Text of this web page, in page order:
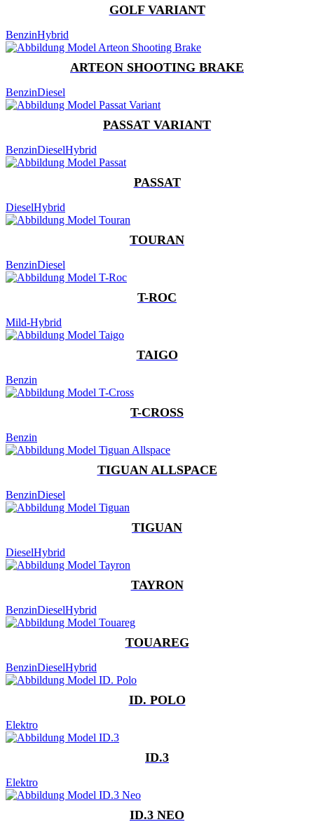
GOLF VARIANT
BenzinHybrid
ARTEON SHOOTING BRAKE
BenzinDiesel
PASSAT VARIANT
BenzinDieselHybrid
PASSAT
DieselHybrid
TOURAN
BenzinDiesel
T-ROC
Mild-Hybrid
TAIGO
Benzin
T-CROSS
Benzin
TIGUAN ALLSPACE
BenzinDiesel
TIGUAN
DieselHybrid
TAYRON
BenzinDieselHybrid
TOUAREG
BenzinDieselHybrid
ID. POLO
Elektro
ID.3
Elektro
ID.3 NEO